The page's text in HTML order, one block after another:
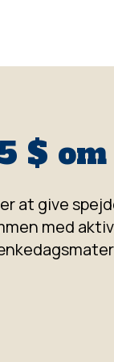
$
at give
med